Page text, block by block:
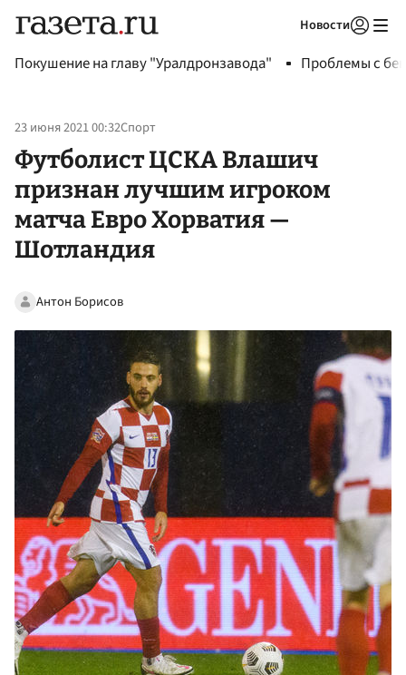
Новости
Покушение на главу "Уралдронзавода" Проблемы с
23 июня 2021 00:32Спорт
Футболист ЦСКА Влашич
признан лучшим игроком
матча Евро Хорватия —
Шотландия
Антон Борисов